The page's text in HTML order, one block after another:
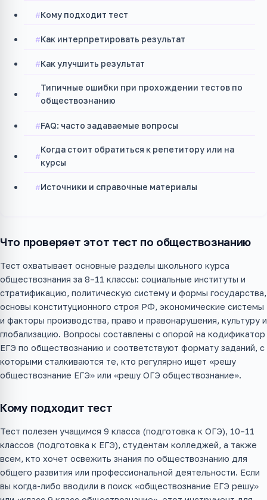
Кому подходит тест
Как интерпретировать результат
Как улучшить результат
Типичные ошибки при прохождении тестов по
обществознанию
FAQ: часто задаваемые вопросы
Когда стоит обратиться к репетитору или на
курсы
Источники и справочные материалы
Что проверяет этот тест по обществознанию
Тест охватывает основные разделы школьного курса
обществознания за 8–11 классы: социальные институты и
стратификацию, политическую систему и формы государства,
основы конституционного строя РФ, экономические системы
и факторы производства, право и правонарушения, культуру и
глобализацию. Вопросы составлены с опорой на кодификатор
ЕГЭ по обществознанию и соответствуют формату заданий, с
которыми сталкиваются те, кто регулярно ищет «решу
обществознание ЕГЭ» или «решу ОГЭ обществознание».
Кому подходит тест
Тест полезен учащимся 9 класса (подготовка к ОГЭ), 10–11
классов (подготовка к ЕГЭ), студентам колледжей, а также
всем, кто хочет освежить знания по обществознанию для
общего развития или профессиональной деятельности. Если
вы когда-либо вводили в поиск «обществознание ЕГЭ решу»